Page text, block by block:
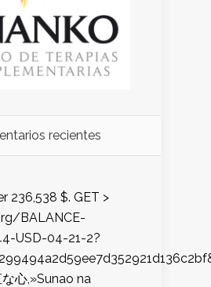
recientes
236,538 $. GET >
BALANCE-
USD-04-21-2?
心,»Sunao na